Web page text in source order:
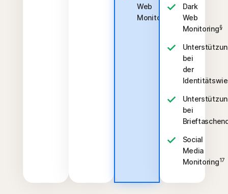
Web
Monitoring
Dark
Web
Monitoring§
bei
der
bei
Social
Media
Monitoring17